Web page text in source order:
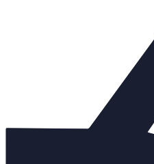
Клапан
Ду150 Ру16 с